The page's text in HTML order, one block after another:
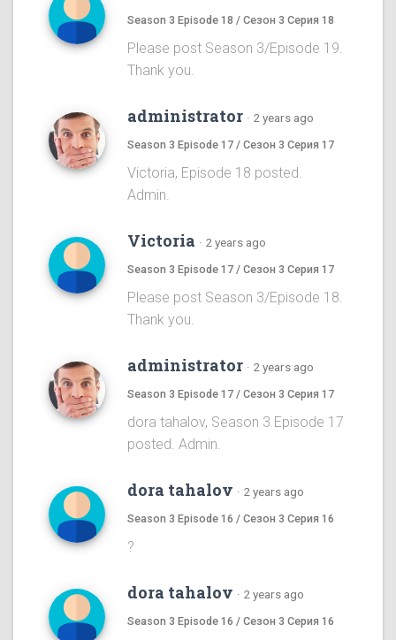
Season 3 Episode 18 / Сезон 3 Серия 18
Please post Season 3/Episode 19.
Thank you.
administrator · 2 years ago
Season 3 Episode 17 / Сезон 3 Серия 17
Victoria, Episode 18 posted.
Admin.
Victoria · 2 years ago
Season 3 Episode 17 / Сезон 3 Серия 17
Please post Season 3/Episode 18.
Thank you.
administrator · 2 years ago
Season 3 Episode 17 / Сезон 3 Серия 17
dora tahalov, Season 3 Episode 17
posted. Admin.
dora tahalov · 2 years ago
Season 3 Episode 16 / Сезон 3 Серия 16
?
dora tahalov · 2 years ago
Season 3 Episode 16 / Сезон 3 Серия 16